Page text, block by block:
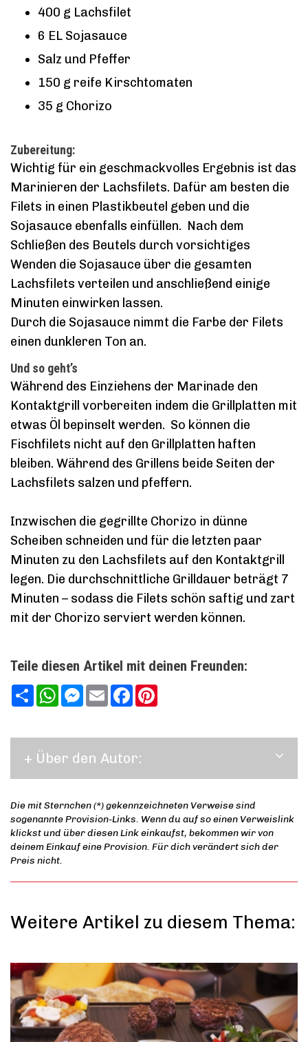
400 g Lachsfilet
6 EL Sojasauce
Salz und Pfeffer
150 g reife Kirschtomaten
35 g Chorizo
Zubereitung:
Wichtig für ein geschmackvolles Ergebnis ist das
Marinieren der Lachsfilets. Dafür am besten die
Filets in einen Plastikbeutel geben und die
Sojasauce ebenfalls einfüllen. Nach dem
Schließen des Beutels durch vorsichtiges
Wenden die Sojasauce über die gesamten
Lachsfilets verteilen und anschließend einige
Minuten einwirken lassen.
Durch die Sojasauce nimmt die Farbe der Filets
einen dunkleren Ton an.
Und so geht’s
Während des Einziehens der Marinade den
Kontaktgrill vorbereiten indem die Grillplatten mit
etwas Öl bepinselt werden. So können die
Fischfilets nicht auf den Grillplatten haften
bleiben. Während des Grillens beide Seiten der
Lachsfilets salzen und pfeffern.
Inzwischen die gegrillte Chorizo in dünne
Scheiben schneiden und für die letzten paar
Minuten zu den Lachsfilets auf den Kontaktgrill
legen. Die durchschnittliche Grilldauer beträgt 7
Minuten – sodass die Filets schön saftig und zart
mit der Chorizo serviert werden können.
Teile diesen Artikel mit deinen Freunden:
TeilenWhatsAppMessenger
EmailFacebook
+ Über den Autor:
Die mit Sternchen (*) gekennzeichneten Verweise sind
sogenannte Provision-Links. Wenn du auf so einen Verweislink
klickst und über diesen Link einkaufst, bekommen wir von
deinem Einkauf eine Provision. Für dich verändert sich der
Preis nicht.
Weitere Artikel zu diesem Thema: